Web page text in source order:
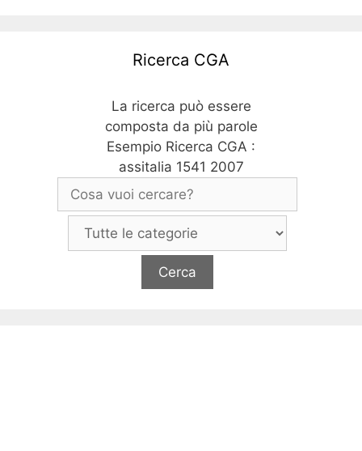
Ricerca CGA
La ricerca può essere
composta da più parole
Esempio Ricerca CGA :
assitalia 1541 2007